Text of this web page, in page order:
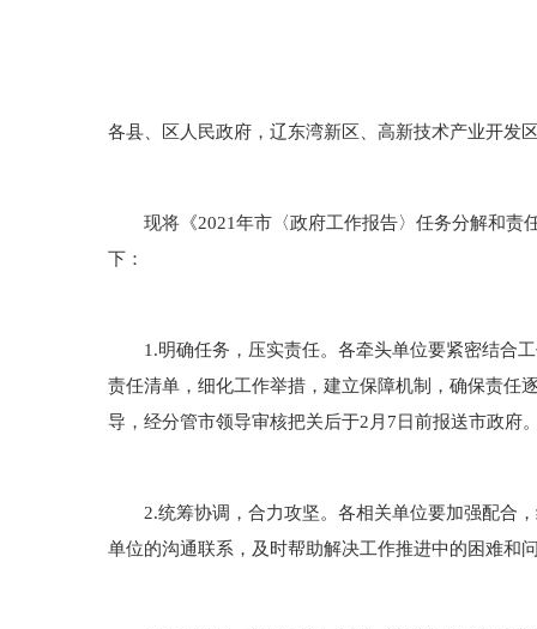
各县、区人民政府，辽东湾新区、高新技术产业开发
现将《2021年市〈政府工作报告〉任务分解和责
下：
1.明确任务，压实责任。各牵头单位要紧密结合工
责任清单，细化工作举措，建立保障机制，确保责任
导，经分管市领导审核把关后于2月7日前报送市政府
2.统筹协调，合力攻坚。各相关单位要加强配合，
单位的沟通联系，及时帮助解决工作推进中的困难和